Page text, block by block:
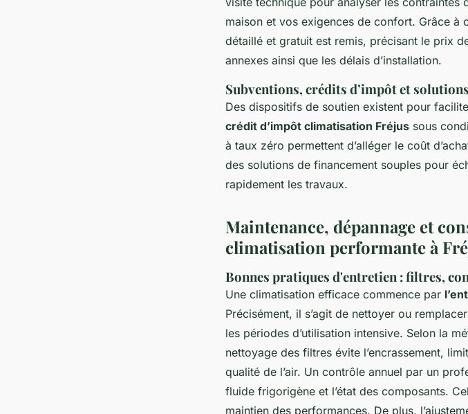
maison et vos exigences de confort. Grâce à
détaillé et gratuit est remis, précisant le prix
annexes ainsi que les délais d’installation.
Subventions, crédits d’impôt et
Des dispositifs de soutien existent pour
crédit d’impôt climatisation Fréjus sous
à taux zéro permettent d’alléger le coût
des solutions de financement souples pour
rapidement les travaux.
Maintenance, dépannage et
climatisation performante à
Bonnes pratiques d'entretien : filtres,
Une climatisation efficace commence par
Précisément, il s’agit de nettoyer ou
les périodes d’utilisation intensive. Selon la
nettoyage des filtres évite l’encrassement,
qualité de l’air. Un contrôle annuel par un
fluide frigorigène et l’état des composants.
maintien des performances. De plus,